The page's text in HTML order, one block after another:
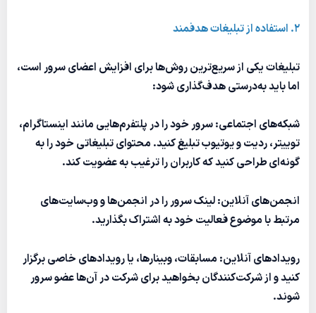
2. استفاده از تبلیغات هدفمند
تبلیغات یکی از سریع‌ترین روش‌ها برای افزایش اعضای سرور است،
اما باید به‌درستی هدف‌گذاری شود:
شبکه‌های اجتماعی: سرور خود را در پلتفرم‌هایی مانند اینستاگرام،
توییتر، ردیت و یوتیوب تبلیغ کنید. محتوای تبلیغاتی خود را به
گونه‌ای طراحی کنید که کاربران را ترغیب به عضویت کند.
انجمن‌های آنلاین: لینک سرور را در انجمن‌ها و وب‌سایت‌های
مرتبط با موضوع فعالیت خود به اشتراک بگذارید.
رویدادهای آنلاین: مسابقات، وبینارها، یا رویدادهای خاصی برگزار
کنید و از شرکت‌کنندگان بخواهید برای شرکت در آن‌ها عضو سرور
شوند.